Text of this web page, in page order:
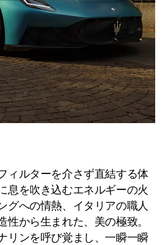
ィルターを介さず直結する体
息を吹き込むエネルギーの火
グへの情熱、イタリアの職人
性から生まれた、美の極致。
リンを呼び覚まし、一瞬一瞬